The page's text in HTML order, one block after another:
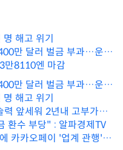
해고 위기
만 달러 벌금 부과…운전
만8110엔 마감
만 달러 벌금 부과…운전
해고 위기
앞세워 2년내 고부가
TV
환수 부당" : 알파경제TV
카카오페이 '업계 관행'